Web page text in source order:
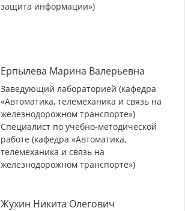
защита информации»)
Ерпылева Марина Валерьевна
Заведующий лабораторией (кафедра
«Автоматика, телемеханика и связь на
железнодорожном транспорте»)
Специалист по учебно-методической
работе (кафедра «Автоматика,
телемеханика и связь на
железнодорожном транспорте»)
Жухин Никита Олегович